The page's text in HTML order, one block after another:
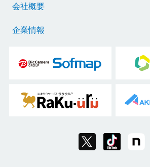
会社概要
企業情報